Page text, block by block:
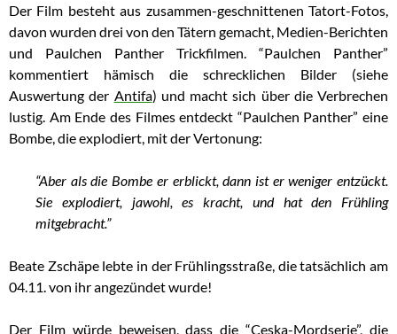
Der Film besteht aus zusammen-geschnittenen Tatort-Fotos,
davon wurden drei von den Tätern gemacht, Medien-Berichten
und Paulchen Panther Trickfilmen. “Paulchen Panther”
kommentiert hämisch die schrecklichen Bilder (siehe
Auswertung der Antifa) und macht sich über die Verbrechen
lustig. Am Ende des Filmes entdeckt “Paulchen Panther” eine
Bombe, die explodiert, mit der Vertonung:
“Aber als die Bombe er erblickt, dann ist er weniger entzückt.
Sie explodiert, jawohl, es kracht, und hat den Frühling
mitgebracht.”
Beate Zschäpe lebte in der Frühlingsstraße, die tatsächlich am
04.11. von ihr angezündet wurde!
Der Film würde beweisen, dass die “Ceska-Mordserie”, die